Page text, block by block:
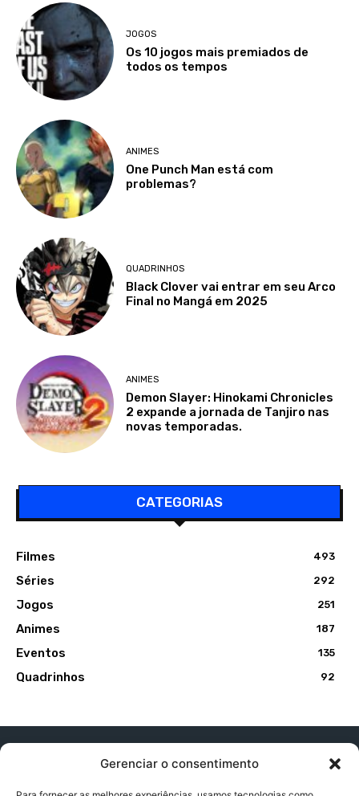
Gerenciar o consentimento
JOGOS
Os 10 jogos mais premiados de
todos os tempos
ANIMES
One Punch Man está com
problemas?
QUADRINHOS
Black Clover vai entrar em seu Arco
Final no Mangá em 2025
ANIMES
Demon Slayer: Hinokami Chronicles
2 expande a jornada de Tanjiro nas
novas temporadas.
CATEGORIAS
Filmes 493
Séries 292
Jogos 251
Animes 187
Eventos 135
Quadrinhos 92